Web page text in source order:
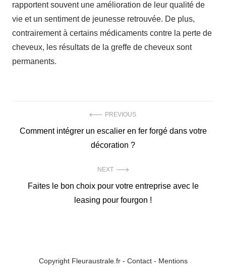
rapportent souvent une amélioration de leur qualité de
vie et un sentiment de jeunesse retrouvée. De plus,
contrairement à certains médicaments contre la perte de
cheveux, les résultats de la greffe de cheveux sont
permanents.
de
PREVIOUS
Previous
Comment intégrer un escalier en fer forgé dans votre
décoration ?
NEXT
NextFaites le bon choix pour votre entreprise avec le
leasing pour fourgon !
Copyright Fleuraustrale.fr - Contact- Mentions